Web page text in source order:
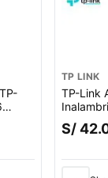
TP LINK
TP-Link
S/